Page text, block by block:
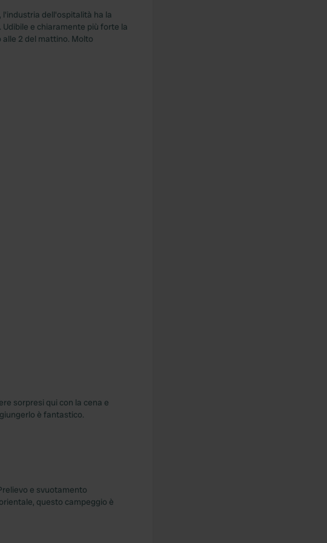
dell'ospitalità ha la
e chiaramente più forte la
2 del mattino. Molto
sorpresi qui con la cena e
è fantastico.
e svuotamento
questo campeggio è